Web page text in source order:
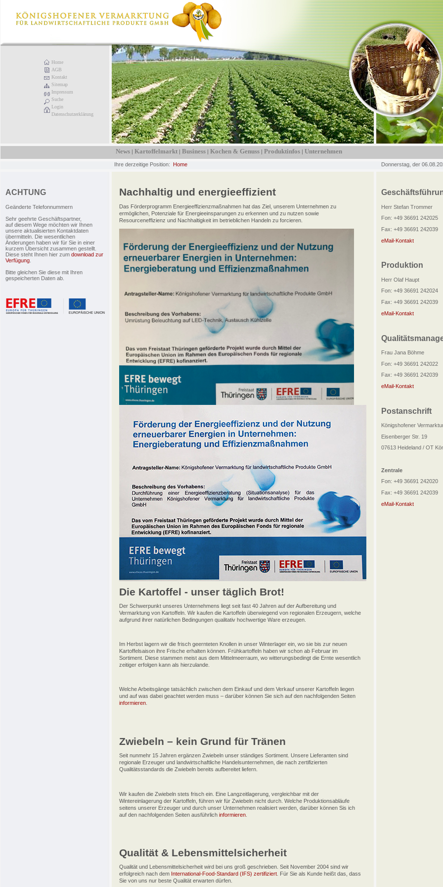
Home
AGB
Kontakt
Sitemap
Impressum
Suche
Login
Datenschutzerklärung
News | Kartoffelmarkt | Business | Kochen & Genuss | Produktinfos | Unternehmen
Ihre derzeitige Position: Home Donnerstag, der
ACHTUNG
Geänderte Telefonnummern
Sehr geehrte Geschäftspartner,
auf diesem Wege möchten wir Ihnen
unsere aktualisierten Kontaktdaten
übermitteln. Die wesentlichen
Änderungen haben wir für Sie in einer
kurzem Übersicht zusammen gestellt.
Diese steht Ihnen hier zum download zur
Verfügung
Bitte gleichen Sie diese mit Ihren
gespeicherten Daten ab.
Nachhaltig und energieeffizient
Das Förderprogramm Energieeffizienzmaßnahmen hat das Ziel, unserem Unternehmen zu
ermöglichen, Potenziale für Energieeinsparungen zu erkennen und zu nutzen sowie
Resourceneffizienz und Nachhaltigkeit im betrieblichen Handeln zu forcieren.
Die Kartoffel - unser täglich Brot!
Der Schwerpunkt unseres Unternehmens liegt seit fast 40 Jahren auf der Aufbereitung und
Vermarktung von Kartoffeln. Wir kaufen die Kartoffeln überwiegend von regionalen Erzeugern, welche
aufgrund ihrer natürlichen Bedingungen qualitativ hochwertige Ware erzeugen.
Im Herbst lagern wir die frisch geernteten Knollen in unser Winterlager ein, wo sie bis zur neuen
Kartoffelsaison ihre Frische erhalten können. Frühkartoffeln haben wir schon ab Februar im
Sortiment. Diese stammen meist aus dem Mittelmeerraum, wo witterungsbedingt die Ernte wesentlich
zeitiger erfolgen kann als hierzulande.
Welche Arbeitsgänge tatsächlich zwischen dem Einkauf und dem Verkauf unserer Kartoffeln liegen
und auf was dabei geachtet werden muss – darüber können Sie sich auf den nachfolgenden Seiten
informieren.
Zwiebeln – kein Grund für Tränen
Seit nunmehr 15 Jahren ergänzen Zwiebeln unser ständiges Sortiment. Unsere Lieferanten sind
regionale Erzeuger und landwirtschaftliche Handelsunternehmen, die nach zertifizierten
Qualitätsstandards die Zwiebeln bereits aufbereitet liefern.
Wir kaufen die Zwiebeln stets frisch ein. Eine Langzeitlagerung, vergleichbar mit der
Wintereinlagerung der Kartoffeln, führen wir für Zwiebeln nicht durch. Welche Produktionsabläufe
seitens unserer Erzeuger und durch unser Unternehmen realisiert werden, darüber können Sis ich
auf den nachfolgenden Seiten ausführlich informieren
Qualität & Lebensmittelsicherheit
Qualität und Lebensmittelsicherheit wird bei uns groß geschrieben. Seit November 2004 sind wir
erfolgreich nach dem International-Food-Standard (IFS) zertifiziert. Für Sie als Kunde heißt das, dass
Sie von uns nur beste Qualität erwarten dürfen.
Herr Stefan Trommer
Fon: +49 36691 242025
Fax: +49 36691 242039
eMail-Kontakt
Produktion
Herr Olaf Haupt
Fon: +49 36691 242024
Fax: +49 36691 242039
eMail-Kontakt
Frau Jana Böhme
Fon: +49 36691 242022
Fax: +49 36691 242039
eMail-Kontakt
Postanschrift
Königshofener
Eisenberger Str. 19
07613 Heideland / OT
Zentrale
Fon: +49 36691 242020
Fax: +49 36691 242039
eMail-Kontakt